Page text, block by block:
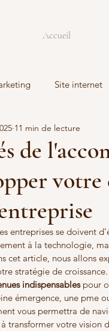
Accueil
Site internet
de
11 min de lecture
entreprises se doivent
à la technologie,
cet article, nous allons
stratégie de
indispensables pour
émergence, une pme
vous permettra de
à transformer votre